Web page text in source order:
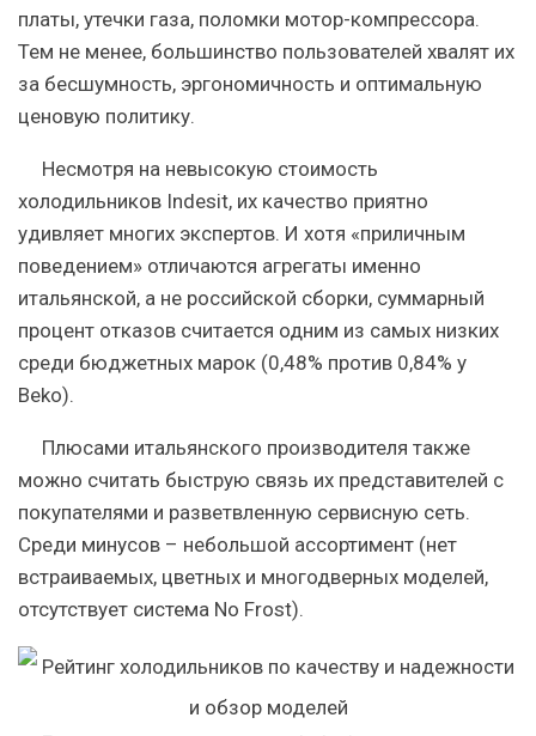
платы, утечки газа, поломки мотор-компрессора.
Тем не менее, большинство пользователей хвалят их
за бесшумность, эргономичность и оптимальную
ценовую политику.
Несмотря на невысокую стоимость
холодильников Indesit, их качество приятно
удивляет многих экспертов. И хотя «приличным
поведением» отличаются агрегаты именно
итальянской, а не российской сборки, суммарный
процент отказов считается одним из самых низких
среди бюджетных марок (0,48% против 0,84% у
Beko).
Плюсами итальянского производителя также
можно считать быструю связь их представителей с
покупателями и разветвленную сервисную сеть.
Среди минусов – небольшой ассортимент (нет
встраиваемых, цветных и многодверных моделей,
отсутствует система No Frost).